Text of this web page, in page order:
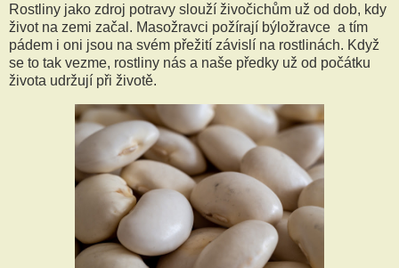
Rostliny jako zdroj potravy slouží živočichům už od dob, kdy
život na zemi začal. Masožravci požírají býložravce a tím
pádem i oni jsou na svém přežití závislí na rostlinách. Když
se to tak vezme, rostliny nás a naše předky už od počátku
života udržují při životě.